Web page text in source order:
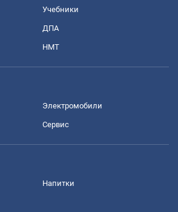
Учебники
ДПА
НМТ
Электромобили
Сервис
Напитки